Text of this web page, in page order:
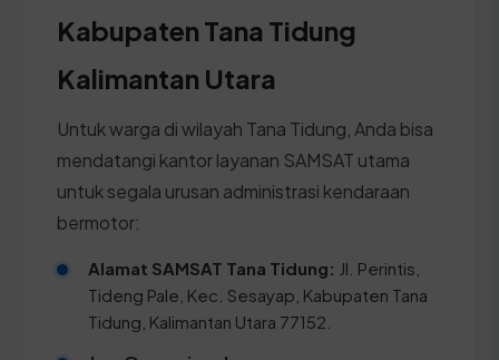
Kabupaten Tana Tidung
Kalimantan Utara
Untuk warga di wilayah Tana Tidung, Anda bisa
mendatangi kantor layanan SAMSAT utama
untuk segala urusan administrasi kendaraan
bermotor:
Alamat SAMSAT Tana Tidung: Jl. Perintis,
Tideng Pale, Kec. Sesayap, Kabupaten Tana
Tidung, Kalimantan Utara 77152.